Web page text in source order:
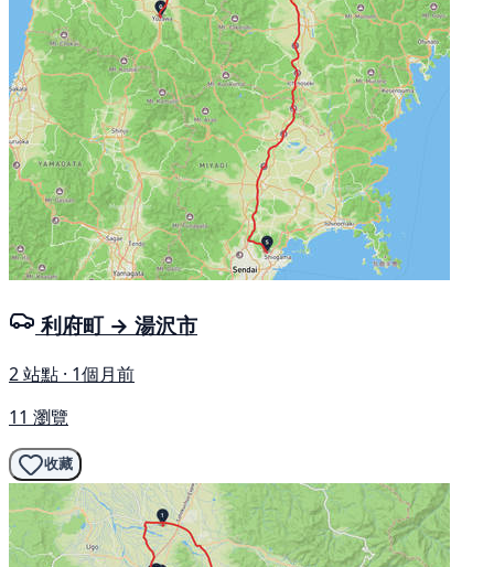
利府町 → 湯沢市
2 站點 · 1個月前
11 瀏覽
收藏